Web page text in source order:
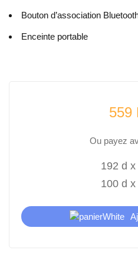
Bouton d’association
Enceinte portable
559
ou payez
192 d
100 d